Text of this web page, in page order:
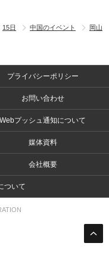
15日 中国のイベント
岡山
プライバシーポリシー
お問い合わせ
Webプッシュ通知について
媒体資料
会社概要
ついて